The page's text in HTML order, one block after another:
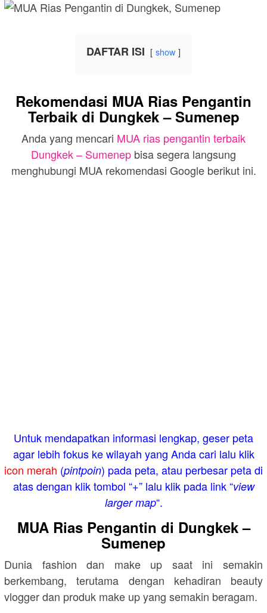
DAFTAR ISI show
Rekomendasi MUA Rias Pengantin
Terbaik di Dungkek – Sumenep
Anda yang mencari MUA rias pengantin terbaik
Dungkek – Sumenep bisa segera langsung
menghubungi MUA rekomendasi Google berikut ini.
Untuk mendapatkan informasi lengkap, geser peta
agar lebih fokus ke wilayah yang Anda cari lalu klik
icon merah (pintpoin) pada peta, atau perbesar peta di
atas dengan klik tombol “+” lalu klik pada link “view
larger map“.
MUA Rias Pengantin di Dungkek –
Sumenep
Dunia fashion dan make up saat ini semakin
berkembang, terutama dengan kehadiran beauty
vlogger dan produk make up yang semakin beragam.